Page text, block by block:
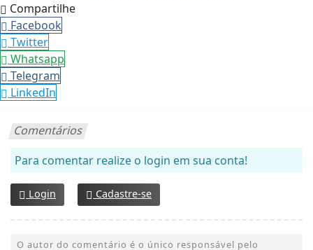
Compartilhe
Facebook
Twitter
Whatsapp
Telegram
LinkedIn
Comentários
Para comentar realize o login em sua conta!
Login Cadastre-se
O autor do comentário é o único responsável pelo